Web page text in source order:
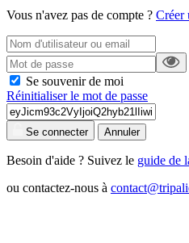
Vous n'avez pas de compte ? Créer
Se souvenir de moi
Réinitialiser le mot de passe
Se connecter Annuler
Besoin d'aide ? Suivez le guide de
ou contactez-nous à